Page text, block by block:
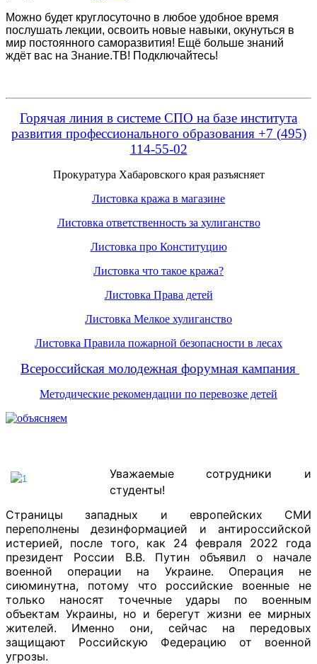
Можно будет круглосуточно в любое удобное время
послушать лекции, освоить новые навыки, окунуться в
мир постоянного саморазвития! Ещё больше знаний
ждёт вас на Знание.ТВ! Подключайтесь!
Горячая линия в системе СПО на базе института
развития профессионального образования +7 (495)
114-55-02
Прокуратура Хабаровского края разъясняет
Листовка кража в магазине
Листовка ответственность за хулиганство
Листовка про Конституцию
Листовка что такое кража?
Листовка Права детей
Листовка Мелкое хулиганство
Листовка Правила пожарной безопасности в лесах
Всероссийская молодежная форумная кампания
Методические рекомендации по перевозке детей
Уважаемые сотрудники и
студенты!
Страницы западных и европейских СМИ
переполнены дезинформацией и антироссийской
истерией, после того, как 24 февраля 2022 года
президент России В.В. Путин объявил о начале
военной операции на Украине. Операция не
сиюминутна, потому что российские военные не
только наносят точечные удары по военным
объектам Украины, но и берегут жизни ее мирных
жителей. Именно они, сейчас на передовых
защищают Российскую Федерацию от военной
угрозы.